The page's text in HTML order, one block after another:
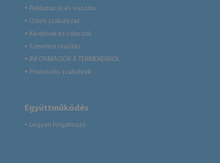
● Reklamáció és visszáru
● Üzleti szabályzat
● Kérdések és válaszok
● Szerelési utasítás
● INFORMÁCIÓK A TERMÉKEKRŐL
● Promóciós szabályok
Együttműködés
● Legyen forgalmazó